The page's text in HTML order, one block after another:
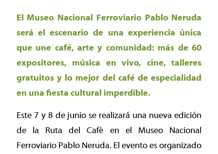
El Museo Nacional Ferroviario Pablo Neruda
será el escenario de una experiencia única
que une café, arte y comunidad: más de 60
expositores, música en vivo, cine, talleres
gratuitos y lo mejor del café de especialidad
en una fiesta cultural imperdible.
Este 7 y 8 de junio se realizará una nueva edición
de la Ruta del Café en el Museo Nacional
Ferroviario Pablo Neruda. El evento es organizado